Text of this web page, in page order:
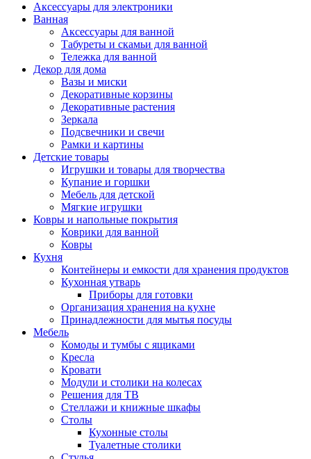
Аксессуары для электроники
Ванная
Аксессуары для ванной
Табуреты и скамьи для ванной
Тележка для ванной
Декор для дома
Вазы и миски
Декоративные корзины
Декоративные растения
Зеркала
Подсвечники и свечи
Рамки и картины
Детские товары
Игрушки и товары для творчества
Купание и горшки
Мебель для детской
Мягкие игрушки
Ковры и напольные покрытия
Коврики для ванной
Ковры
Кухня
Контейнеры и емкости для хранения продуктов
Кухонная утварь
Приборы для готовки
Организация хранения на кухне
Принадлежности для мытья посуды
Мебель
Комоды и тумбы с ящиками
Кресла
Кровати
Модули и столики на колесах
Решения для ТВ
Стеллажи и книжные шкафы
Столы
Кухонные столы
Туалетные столики